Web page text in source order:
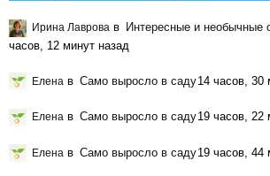
Ирина Лаврова в Интересные и необычные
часов, 12 минут назад
Елена в Само выросло в саду14 часов, 30
Елена в Само выросло в саду19 часов, 22
Елена в Само выросло в саду19 часов, 44